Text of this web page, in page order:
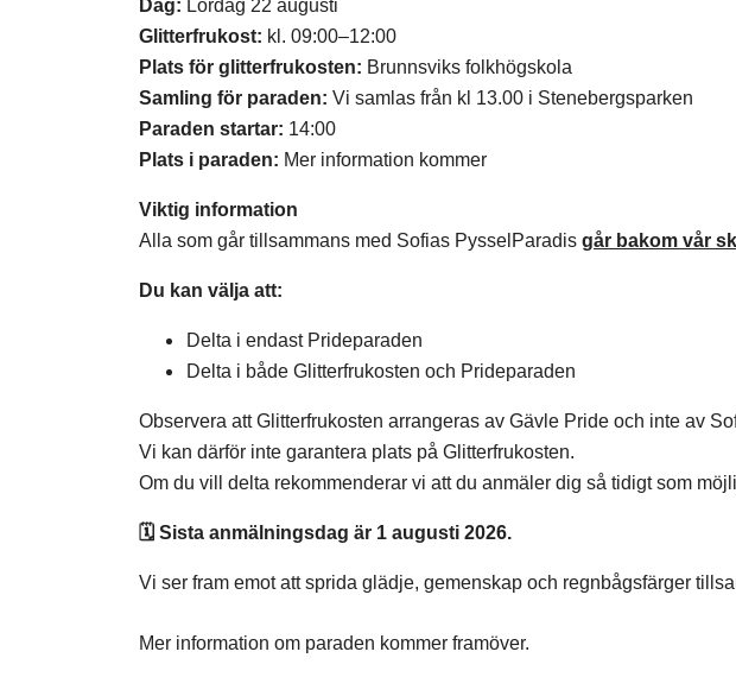
Dag: Lördag 22 augusti
Glitterfrukost: kl. 09:00–12:00
Plats för glitterfrukosten: Brunnsviks folkhögskola
Samling för paraden: Vi samlas från kl 13.00 i Stenebergsparken
Paraden startar: 14:00
Plats i paraden: Mer information kommer
Viktig information
Alla som går tillsammans med Sofias PysselParadis går bakom vår
Du kan välja att:
Delta i endast Prideparaden
Delta i både Glitterfrukosten och Prideparaden
Observera att Glitterfrukosten arrangeras av Gävle Pride och inte av
Vi kan därför inte garantera plats på Glitterfrukosten.
Om du vill delta rekommenderar vi att du anmäler dig så tidigt som
🗓️ Sista anmälningsdag är 1 augusti 2026.
Vi ser fram emot att sprida glädje, gemenskap och regnbågsfärger
Mer information om paraden kommer framöver.